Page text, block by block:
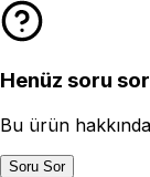
Henüz soru
Bu ürün
Soru Sor